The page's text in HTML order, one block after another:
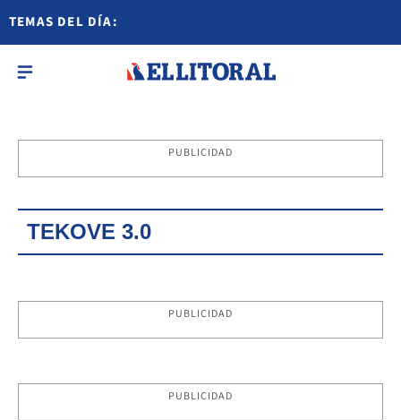
TEMAS DEL DÍA:
PUBLICIDAD
TEKOVE 3.0
PUBLICIDAD
PUBLICIDAD